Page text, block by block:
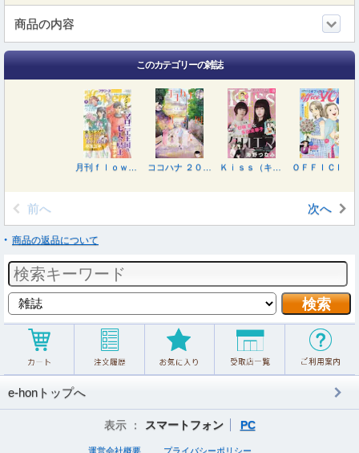
商品の内容
このカテゴリーの雑誌
前へ 次へ
商品の返品について
e-honトップへ
表示 ： スマートフォン PC
運営会社概要 プライバシーポリシー